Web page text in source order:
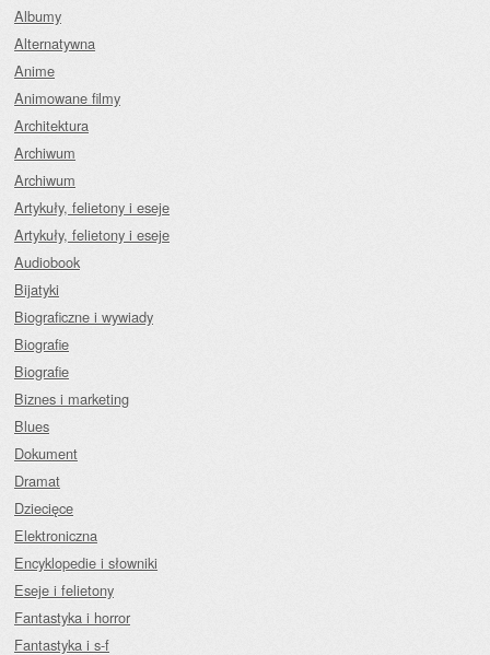
Albumy
Alternatywna
Anime
Animowane filmy
Architektura
Archiwum
Archiwum
Artykuły, felietony i eseje
Artykuły, felietony i eseje
Audiobook
Bijatyki
Biograficzne i wywiady
Biografie
Biografie
Biznes i marketing
Blues
Dokument
Dramat
Dziecięce
Elektroniczna
Encyklopedie i słowniki
Eseje i felietony
Fantastyka i horror
Fantastyka i s-f